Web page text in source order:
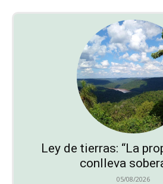
Ley de tierras: “La
conlleva
05/08/2026